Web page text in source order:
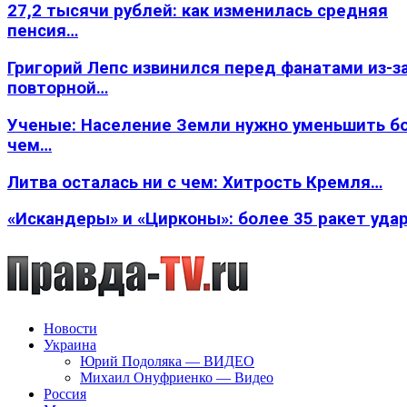
27,2 тысячи рублей: как изменилась средняя
пенсия…
Григорий Лепс извинился перед фанатами из-
повторной…
Ученые: Население Земли нужно уменьшить
чем…
Литва осталась ни с чем: Хитрость Кремля…
«Искандеры» и «Цирконы»: более 35 ракет
Новости
Украина
Юрий Подоляка — ВИДЕО
Михаил Онуфриенко — Видео
Россия